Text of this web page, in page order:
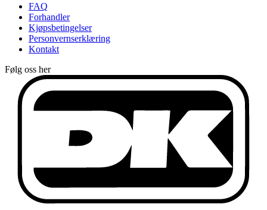
FAQ
Forhandler
Kjøpsbetingelser
Personvernserklæring
Kontakt
Følg oss her